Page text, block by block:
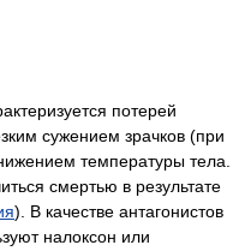
потерей
сужением зрачков (при
температуры тела.
смертью в результате
). В качестве антагонистов
налоксон или